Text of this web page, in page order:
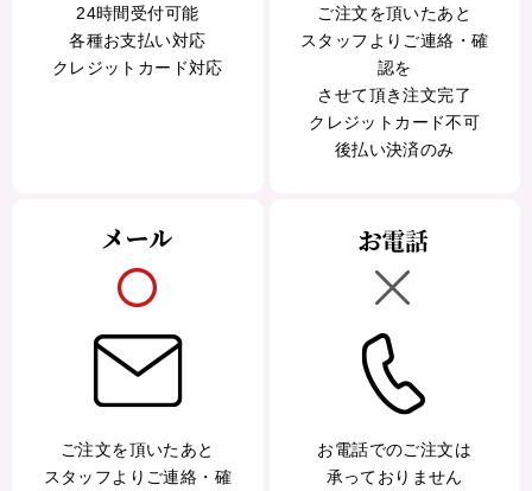
24時間受付可能
各種お支払い対応
クレジットカード対応
ご注文を頂いたあと
スタッフよりご連絡・確
認を
させて頂き注文完了
クレジットカード不可
後払い決済のみ
ご注文を頂いたあと
スタッフよりご連絡・確
お電話でのご注文は
承っておりません